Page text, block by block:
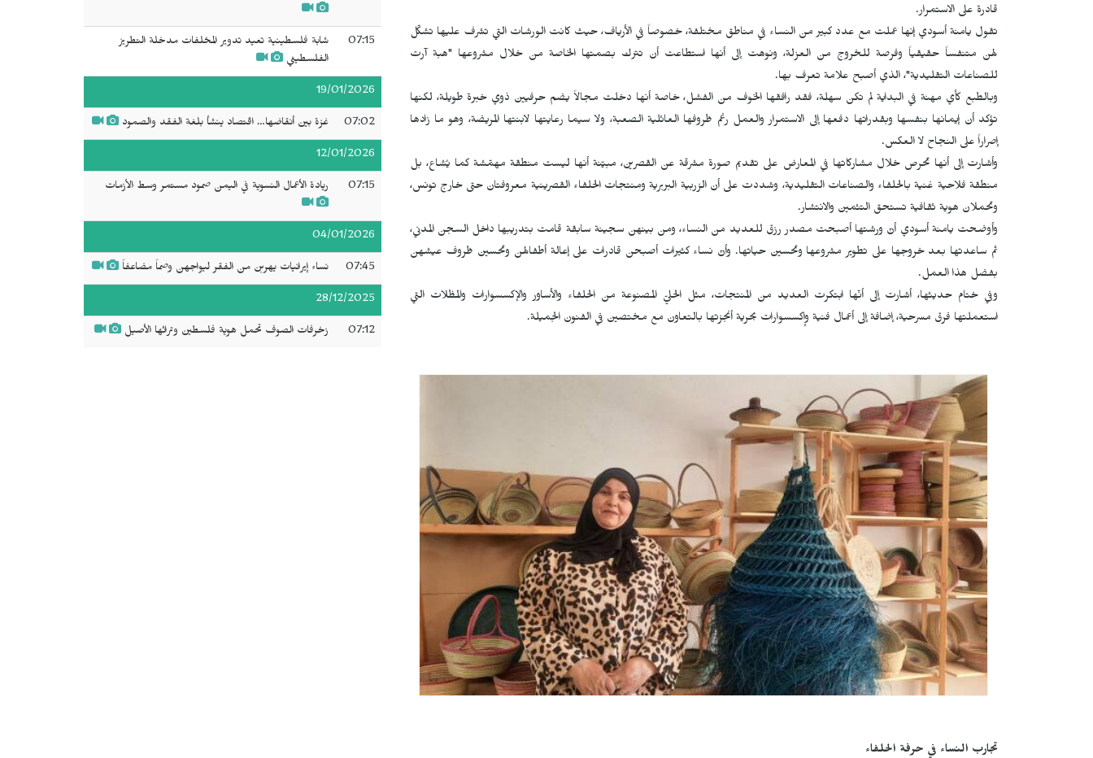
قادرة على الاستمرار.
تقول يامنة أسودي إنها عملت مع عدد كبير من النساء في مناطق مختلفة، خصوصاً في الأرياف، حيث كانت الورشات التي تشرف عليها تشكّل
لهن متنفساً حقيقياً وفرصة للخروج من العزلة، ونوهت إلى أنها استطاعت أن تترك بصمتها الخاصة من خلال مشروعها "هبة آرت
للصناعات التقليدية"، الذي أصبح علامة تعرف بها.
وبالطبع كأي مهنة في البداية لم تكن سهلة، فقد رافقها الخوف من الفشل، خاصة أنها دخلت مجالاً يضم حرفيين ذوي خبرة طويلة، لكنها
تؤكد أن إيمانها بنفسها وبقدراتها دفعها إلى الاستمرار والعمل رغم ظروفها العائلية الصعبة، ولا سيما رعايتها لابنتها المريضة، وهو ما زادها
إصراراً على النجاح لا العكس.
وأشارت إلى أنها تحرص خلال مشاركاتها في المعارض على تقديم صورة مشرقة عن القصرين، مبيّنة أنها ليست منطقة مهمّشة كما يُشاع، بل
منطقة فلاحية غنية بالحلفاء والصناعات التقليدية، وشددت على أن الزربية البربرية ومنتجات الحلفاء القصرينية معروفتان حتى خارج تونس،
وتحملان هوية ثقافية تستحق التثمين والانتشار.
وأوضحت يامنة أسودي أنّ ورشتها أصبحت مصدر رزق للعديد من النساء، ومن بينهن سجينة سابقة قامت بتدريبها داخل السجن المدني،
ثم ساعدتها بعد خروجها على تطوير مشروعها وتحسين حياتها. وأنّ نساء كثيرات أصبحن قادرات على إعالة أطفالهن وتحسين ظروف عيشهن
بفضل هذا العمل.
وفي ختام حديثها، أشارت إلى أنّها ابتكرت العديد من المنتجات، مثل الحليّ المصنوعة من الحلفاء والأساور والإكسسوارات والمظلات التي
استعملتها فرق مسرحية، إضافة إلى أعمال فنية وإكسسوارات بحرية أنجزتها بالتعاون مع مختصين في الفنون الجميلة.
تجارب النساء في حرفة الحلفاء
07:15
شابة فلسطينية تعيد تدوير المخلفات مدخلة التطريز
الفلسطيني
19/01/2026
07:02 غزة بين أنقاضها… اقتصاد ينشأ بلغة الفقد والصمود
12/01/2026
07:15 ريادة الأعمال النسوية في اليمن صمود مستمر وسط الأزمات
04/01/2026
07:45 نساء إيرانيات يهربن من الفقر ليواجهن وصماً مضاعفاً
28/12/2025
07:12 زخرفات الصوف تحمل هوية فلسطين وتراثها الأصيل